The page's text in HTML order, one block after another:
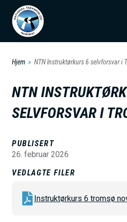
Hjem NTN Instruktørkurs 6 selvforsvar i
NTN
SELVFORSVAR I
PUBLISERT
26. februar 2026
VEDLAGTE FILER
Instruktørkurs 6 tromsø